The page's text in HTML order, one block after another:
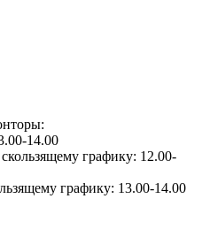
14.00
графику: 12.00-
графику: 13.00-14.00